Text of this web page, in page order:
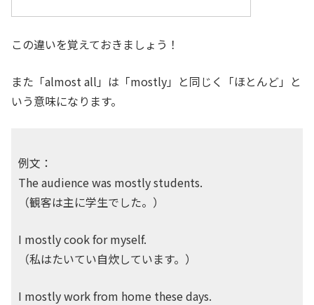
この違いを覚えておきましょう！
また「almost all」は「mostly」と同じく「ほとんど」と
いう意味になります。
例文：
The audience was mostly students.
（観客は主に学生でした。）
I mostly cook for myself.
（私はたいてい自炊しています。）
I mostly work from home these days.